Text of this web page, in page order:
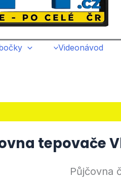
Videonávod
tepovače
Půjčovna